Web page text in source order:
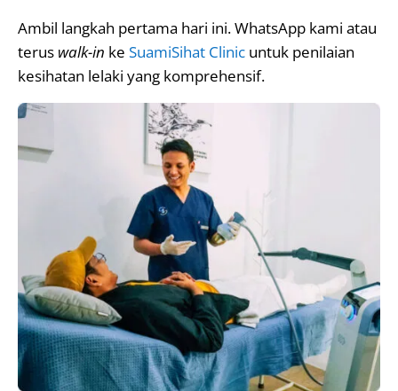
Ambil langkah pertama hari ini. WhatsApp kami atau
terus walk-in ke SuamiSihat Clinic untuk penilaian
kesihatan lelaki yang komprehensif.